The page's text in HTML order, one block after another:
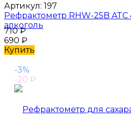
Артикул: 197
Рефрактометр RHW-25B ATC
алкоголь
710₽
690 ₽
Купить
-3%
-20 ₽